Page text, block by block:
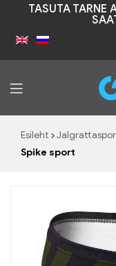
TASUTA TARNE
Esileht
Spike sport